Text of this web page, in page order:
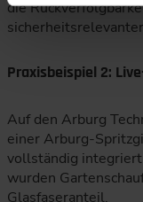
die
Praxisbeispiel 2:
Auf den Arburg
einer Arburg-
vollständig
wurden
Glasfaseranteil.